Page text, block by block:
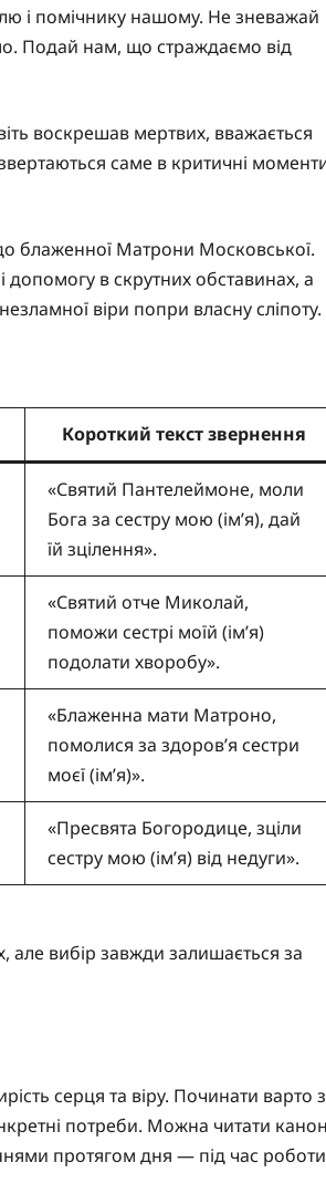
і помічнику нашому. Не зневажай
Подай нам, що страждаємо від
воскрешав мертвих, вважається
саме в критичні
блаженної Матрони Московської.
в скрутних обставинах, а
віри попри власну сліпоту.
Короткий текст звернення
«Святий Пантелеймоне, моли
Бога за сестру мою (ім’я), дай
їй зцілення».
«Святий отче Миколай,
поможи сестрі моїй (ім’я)
подолати хворобу».
«Блаженна мати Матроно,
помолися за здоров’я сестри
моєї (ім’я)».
«Пресвята Богородице, зціли
сестру мою (ім’я) від недуги».
але вибір завжди залишається за
серця та віру. Починати варто з
потреби. Можна читати
протягом дня — під час